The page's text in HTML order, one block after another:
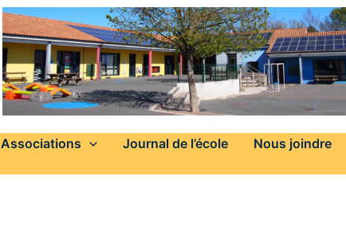
Associations Journal de l’école
Nous joindre